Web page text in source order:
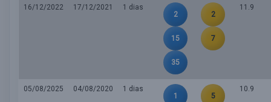
16/12/2022 17/12/2021
1 dias
2
15
35
2
7
11.9
05/08/2025 04/08/2020
1 dias
1
5
10.9